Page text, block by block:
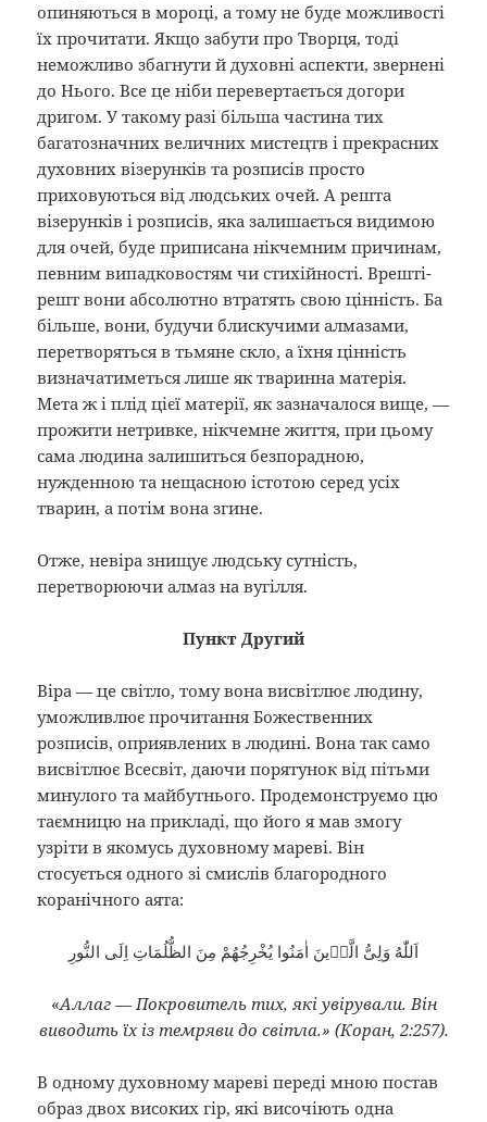
опиняються в мороці, а тому не буде можливості
їх прочитати. Якщо забути про Творця, тоді
неможливо збагнути й духовні аспекти, звернені
до Нього. Все це ніби перевертається догори
дригом. У такому разі більша частина тих
багатозначних величних мистецтв і прекрасних
духовних візерунків та розписів просто
приховуються від людських очей. А решта
візерунків і розписів, яка залишається видимою
для очей, буде приписана нікчемним причинам,
певним випадковостям чи стихійності. Врешті-
решт вони абсолютно втратять свою цінність. Ба
більше, вони, будучи блискучими алмазами,
перетворяться в тьмяне скло, а їхня цінність
визначатиметься лише як тваринна матерія.
Мета ж і плід цієї матерії, як зазначалося вище, —
прожити нетривке, нікчемне життя, при цьому
сама людина залишиться безпорадною,
нужденною та нещасною істотою серед усіх
тварин, а потім вона згине.
Отже, невіра знищує людську сутність,
перетворюючи алмаз на вугілля.
Пункт Другий
Віра — це світло, тому вона висвітлює людину,
уможливлює прочитання Божественних
розписів, оприявлених в людині. Вона так само
висвітлює Всесвіт, даючи порятунок від пітьми
минулого та майбутнього. Продемонструємо цю
таємницю на прикладі, що його я мав змогу
узріти в якомусь духовному мареві. Він
стосується одного зі смислів благородного
коранічного аята:
اَللّٰهُ وَلِىُّ الَّذٖينَ اٰمَنُوا يُخْرِجُهُمْ مِنَ الظُّلُمَاتِ اِلَى النُّورِ
«Аллаг — Покровитель тих, які увірували. Він
виводить їх із темряви до світла.» (Коран, 2:257).
В одному духовному мареві переді мною постав
образ двох високих гір, які височіють одна